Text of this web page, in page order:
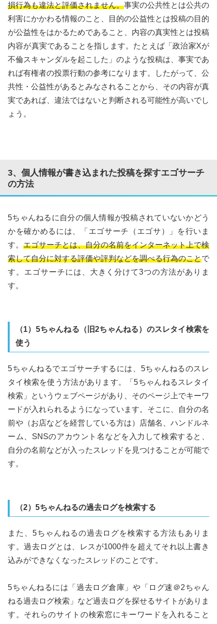
損行為も違法と評価されません。事実の公共性とは公共の
利害にかかわる情報のこと、目的の公益性とは投稿の目的
が公益性をはかるためであること、内容の真実性とは投稿
内容が真実であることを指します。たとえば「政治家Xが
不倫スキャンダルを起こした」のような投稿は、事実であ
れば有権者の投票行動の参考になります。したがって、公
共性・公益性があるとみなされることから、その内容が真
実であれば、違法ではないと判断される可能性が高いでし
ょう。
3、個人情報が書き込まれた投稿を探すエゴサーチ
の方法
5ちゃんねるに自分の個人情報が投稿されていないかどう
かを確かめるには、「エゴサーチ（エゴサ）」を行いま
す。 エゴサーチとは、自分の名前をインターネット上で検
索して自分に対する評価や評判などを調べる行為のことで
す。エゴサーチには、大きく分けて3つの方法がありま
す。
（1）5ちゃんねる（旧2ちゃんねる）のスレタイ検索を
使う
5ちゃんねるでエゴサーチするには、5ちゃんねるのスレ
タイ検索を使う方法があります。「5ちゃんねるスレタイ
検索」というウェブページがあり、そのページ上でキーワ
ードが入れられるようになっています。そこに、自分の名
前や（お店などを経営している方は）店舗名、ハンドルネ
ーム、SNSのアカウント名などを入力して検索すると、
自分の名前などが入ったスレッドを見つけることが可能で
す。
（2）5ちゃんねるの過去ログを検索する
また、5ちゃんねるの過去ログを検索する方法もありま
す。過去ログとは、レスが1000件を超えてそれ以上書き
込みができなくなったスレッドのことです。
5ちゃんねるには「過去ログ倉庫」や「ログ速＠2ちゃん
ねる過去ログ検索」など過去ログを探せるサイトがありま
す。それらのサイトの検索窓にキーワードを入れること